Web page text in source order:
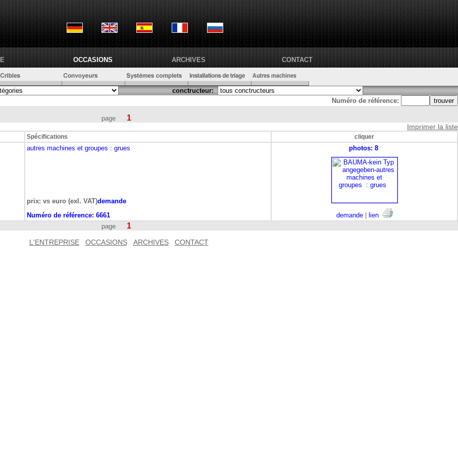
OCCASIONS ARCHIVES CONTACT
conctructeur:
Numéro de référence:
page 1
Imprimer la liste
Spécifications cliquer
autres machines et groupes : grues
prix: vs euro (exl. VAT)demande
Numéro de référence: 6661
photos: 8
demande|
lien
page
1
L'ENTREPRISE OCCASIONS ARCHIVES CONTACT